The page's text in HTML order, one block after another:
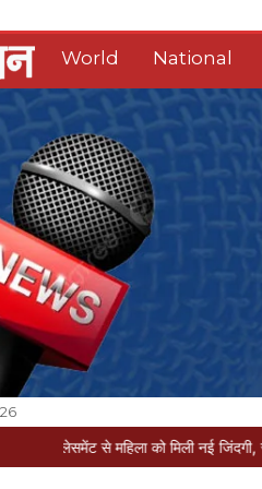
World National
Digital
से महिला को मिली नई जिंदगी, सेम-डे डिस्चार्ज